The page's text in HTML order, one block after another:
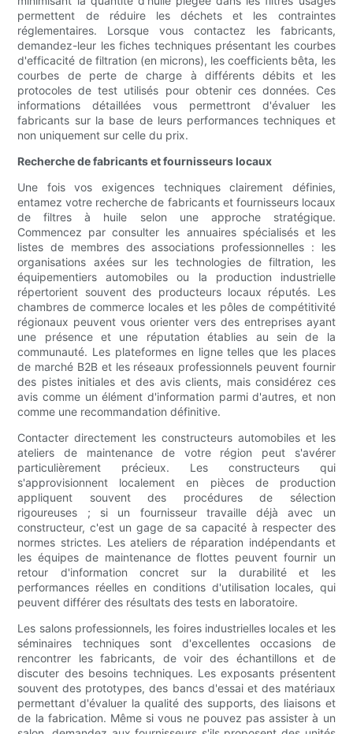
permettent de réduire les déchets et les contraintes
réglementaires. Lorsque vous contactez les fabricants,
demandez-leur les fiches techniques présentant les courbes
d'efficacité de filtration (en microns), les coefficients bêta, les
courbes de perte de charge à différents débits et les
protocoles de test utilisés pour obtenir ces données. Ces
informations détaillées vous permettront d'évaluer les
fabricants sur la base de leurs performances techniques et
non uniquement sur celle du prix.
Recherche de fabricants et fournisseurs locaux
Une fois vos exigences techniques clairement définies,
entamez votre recherche de fabricants et fournisseurs locaux
de filtres à huile selon une approche stratégique.
Commencez par consulter les annuaires spécialisés et les
listes de membres des associations professionnelles : les
organisations axées sur les technologies de filtration, les
équipementiers automobiles ou la production industrielle
répertorient souvent des producteurs locaux réputés. Les
chambres de commerce locales et les pôles de compétitivité
régionaux peuvent vous orienter vers des entreprises ayant
une présence et une réputation établies au sein de la
communauté. Les plateformes en ligne telles que les places
de marché B2B et les réseaux professionnels peuvent fournir
des pistes initiales et des avis clients, mais considérez ces
avis comme un élément d'information parmi d'autres, et non
comme une recommandation définitive.
Contacter directement les constructeurs automobiles et les
ateliers de maintenance de votre région peut s'avérer
particulièrement précieux. Les constructeurs qui
s'approvisionnent localement en pièces de production
appliquent souvent des procédures de sélection
rigoureuses ; si un fournisseur travaille déjà avec un
constructeur, c'est un gage de sa capacité à respecter des
normes strictes. Les ateliers de réparation indépendants et
les équipes de maintenance de flottes peuvent fournir un
retour d'information concret sur la durabilité et les
performances réelles en conditions d'utilisation locales, qui
peuvent différer des résultats des tests en laboratoire.
Les salons professionnels, les foires industrielles locales et les
séminaires techniques sont d'excellentes occasions de
rencontrer les fabricants, de voir des échantillons et de
discuter des besoins techniques. Les exposants présentent
souvent des prototypes, des bancs d'essai et des matériaux
permettant d'évaluer la qualité des supports, des liaisons et
de la fabrication. Même si vous ne pouvez pas assister à un